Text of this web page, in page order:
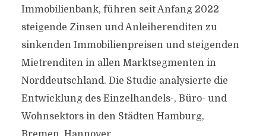
Immobilienbank, führen seit Anfang 2022
steigende Zinsen und Anleiherenditen zu
sinkenden Immobilienpreisen und steigenden
Mietrenditen in allen Marktsegmenten in
Norddeutschland. Die Studie analysierte die
Entwicklung des Einzelhandels-, Büro- und
Wohnsektors in den Städten Hamburg,